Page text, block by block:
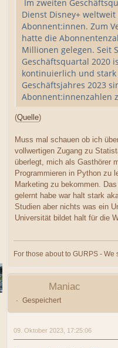
Im zweiten
Dienst Disney+
Abonnent:innen. Zum
hatte die
Millionen gelegen. Seit
Geschäftsquartal 2020
kontinuierlich und
Geschäftsjahres 2023
Abonnent:innenzahlen
(Quelle)
Muss mal schauen ob ich
vollwertigen Zugang zu
überlegt, mich als Gasthörer
Programmieren in Python zu
Marketing zu bekommen.
gelernt habe war halt stark
Studien aber nichts was ein
Universität bildet halt für die
For those about to GURPS - We
Maniac
Gespeichert
09. Oktober 2023, 17:25:06